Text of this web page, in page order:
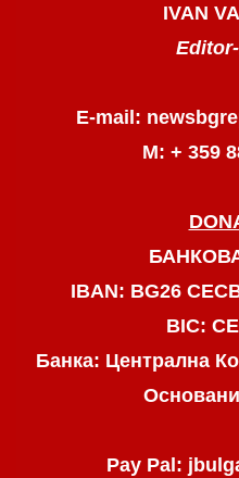
IVAN
E-mail:
М: + 359
IBAN: BG26
BIC:
Банка: Централна
Pay Pal: